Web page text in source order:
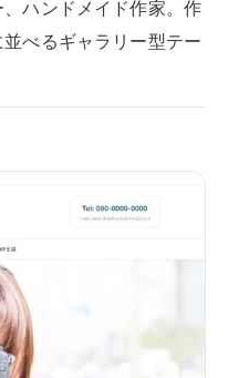
ハンドメイド作家。作
べるギャラリー型テー